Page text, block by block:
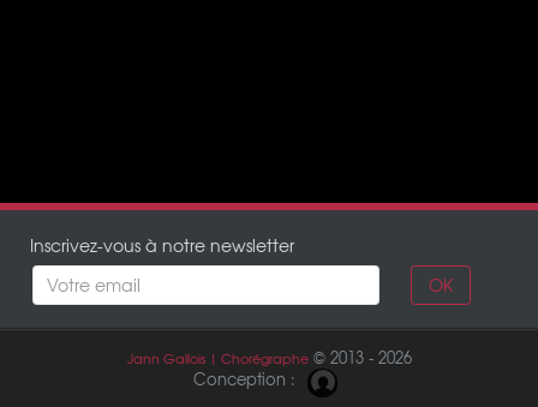
Inscrivez-vous à notre newsletter
OK
Jann Gallois | Chorégraphe© 2013 - 2026
Conception :